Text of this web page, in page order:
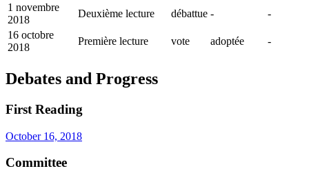
1 novembre
2018
Deuxième lecture débattue -
-
16 octobre
2018
Première lecture vote adoptée -
Debates and Progress
First Reading
October 16, 2018
Committee